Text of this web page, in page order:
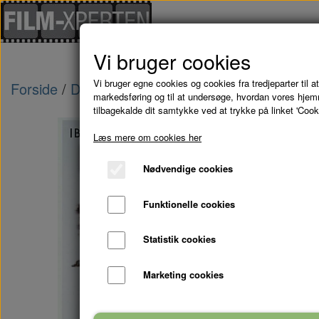
Forside Danske Film INKASSO - DVD
Vi bruger cookies
Vi bruger egne cookies og cookies fra tredjeparter til
markedsføring og til at undersøge, hvordan vores
tilbagekalde dit samtykke ved at trykke på linket
Læs mere om cookies her
Nødvendige cookies
Funktionelle cookies
Statistik cookies
Marketing cookies